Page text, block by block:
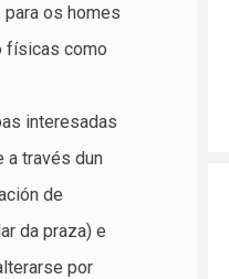
os homes
físicas como
interesadas
a través dun
de
da praza) e
por